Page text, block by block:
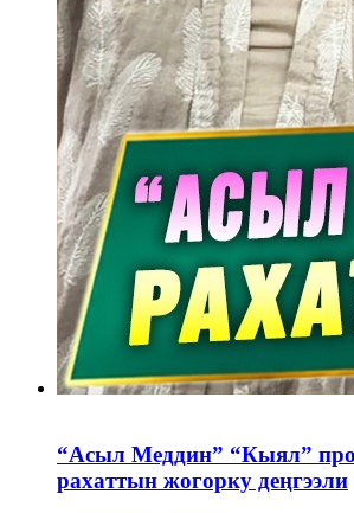
“Асыл Меддин” “Кыял”
рахаттын жогорку деңгээли